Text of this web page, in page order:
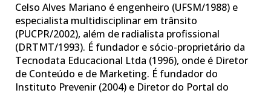
Celso Alves Mariano é engenheiro (UFSM/1988) e
especialista multidisciplinar em trânsito
(PUCPR/2002), além de radialista profissional
(DRTMT/1993). É fundador e sócio-proprietário da
Tecnodata Educacional Ltda (1996), onde é Diretor
de Conteúdo e de Marketing. É fundador do
Instituto Prevenir (2004) e Diretor do Portal do